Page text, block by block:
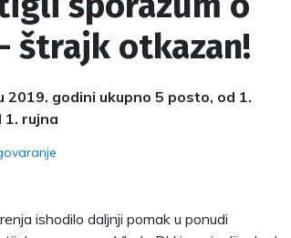
štrajk otkazan!
2019. godini ukupno 5 posto, od 1.
rujna
ishodilo daljnji pomak u ponudi